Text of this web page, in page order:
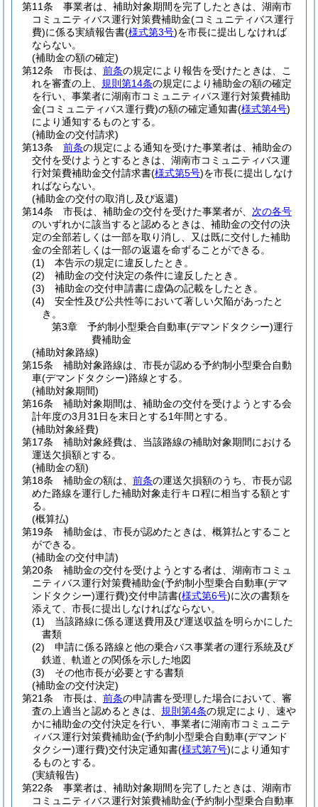
第11条
事業者は、補助対象期間を完了したときは、湖南市
コミュニティバス運行対策費補助金(コミュニティバス運行
費)に係る実績報告書(様式第3号)を市長に提出しなければ
ならない。
(補助金の額の確定)
第12条
市長は、 前条の規定により報告を受けたときは、こ
れを審査の上、 規則第14条の規定により補助金の額の確定
を行い、事業者に湖南市コミュニティバス運行対策費補助
金(コミュニティバス運行費)の額の確定通知書(様式第4号)
により通知するものとする。
(補助金の交付請求)
第13条
前条の規定による通知を受けた事業者は、補助金の
交付を受けようとするときは、湖南市コミュニティバス運
行対策費補助金交付請求書(様式第5号)を市長に提出しなけ
ればならない。
(補助金の交付の取消し及び返還)
第14条
市長は、補助金の交付を受けた事業者が、 次の各号
のいずれかに該当すると認めるときは、補助金の交付の決
定の全部若しくは一部を取り消し、又は既に交付した補助
金の全部若しくは一部の返還を命ずることができる。
(1)
本告示の規定に違反したとき。
(2)
補助金の交付決定の条件に違反したとき。
(3)
補助金の交付申請書に虚偽の記載をしたとき。
(4)
安全性及び公共性等において著しい欠陥があったと
き。
第3章
予約制小型乗合自動車(デマンドタクシー)運行
費補助金
(補助対象路線)
第15条
補助対象路線は、市長が認める予約制小型乗合自動
車(デマンドタクシー)路線とする。
(補助対象期間)
第16条
補助対象期間は、補助金の交付を受けようとする会
計年度の3月31日を末日とする1年間とする。
(補助対象経費)
第17条
補助対象経費は、当該路線の補助対象期間における
運送欠損額とする。
(補助金の額)
第18条
補助金の額は、 前条の運送欠損額のうち、市長が認
めた路線を運行した補助対象走行キロ程に相当する額とす
る。
(概算払)
第19条
補助金は、市長が認めたときは、概算払とすること
ができる。
(補助金の交付申請)
第20条
補助金の交付を受けようとする者は、湖南市コミュ
ニティバス運行対策費補助金(予約制小型乗合自動車(デマ
ンドタクシー)運行費)交付申請書(様式第6号)に次の書類を
添えて、市長に提出しなければならない。
(1)
当該路線に係る運送費用及び運送収益を明らかにした
書類
(2)
申請に係る路線と他の乗合バス事業者の運行系統及び
鉄道、軌道との関係を示した地図
(3)
その他市長が必要とする書類
(補助金の交付決定)
第21条
市長は、 前条の申請書を受理した場合において、審
査の上適当と認めるときは、 規則第4条の規定により、速や
かに補助金の交付決定を行い、事業者に湖南市コミュニテ
ィバス運行対策費補助金(予約制小型乗合自動車(デマンド
タクシー)運行費)交付決定通知書(様式第7号)により通知す
るものとする。
(実績報告)
第22条
事業者は、補助対象期間を完了したときは、湖南市
コミュニティバス運行対策費補助金(予約制小型乗合自動車